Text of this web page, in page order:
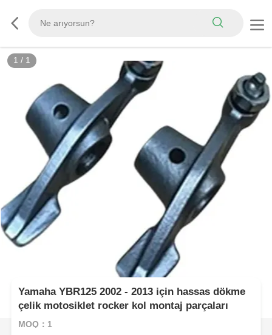
1 / 1
Yamaha YBR125 2002 - 2013 için hassas dökme
çelik motosiklet rocker kol montaj parçaları
MOQ：1